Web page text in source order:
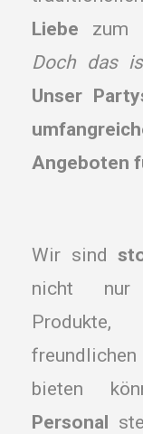
Liebe zum
Doch das
Unser
Angeboten
Wir sind
nicht nur
bieten
Personal